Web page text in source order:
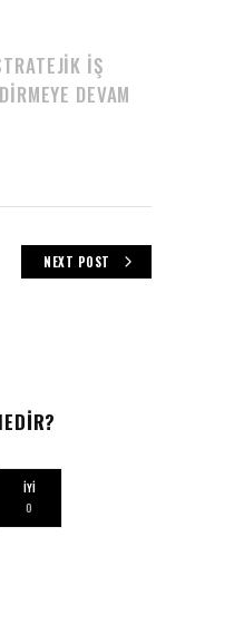
İŞ
DEVAM
NEXT POST
İYI
0